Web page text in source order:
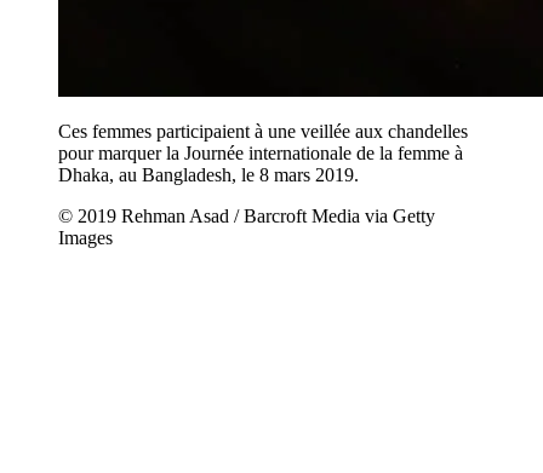
Ces femmes participaient à une veillée aux chandelles
pour marquer la Journée internationale de la femme à
Dhaka, au Bangladesh, le 8 mars 2019.
© 2019 Rehman Asad / Barcroft Media via Getty
Images